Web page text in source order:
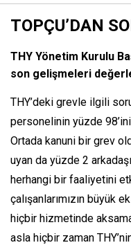
TOPÇU’DAN
THY Yönetim Kurulu
son gelişmeleri
THY’deki grevle ilgili
personelinin yüzde
Ortada kanuni bir grev
uyan da yüzde 2
herhangi bir faaliyetini
çalışanlarımızın büyük
hiçbir hizmetinde
asla hiçbir zaman